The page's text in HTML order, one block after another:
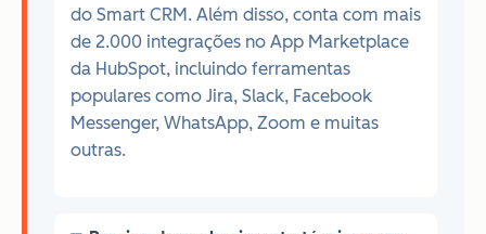
do Smart CRM. Além disso, conta com mais
de 2.000 integrações no App Marketplace
da HubSpot, incluindo ferramentas
populares como Jira, Slack, Facebook
Messenger, WhatsApp, Zoom e muitas
outras.